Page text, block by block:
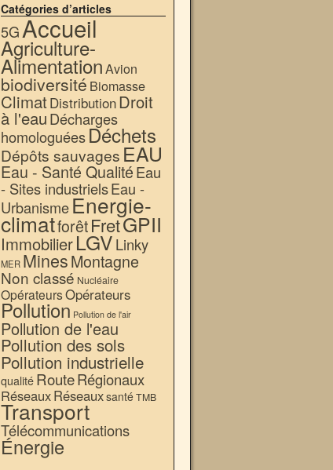
Catégories d’articles
5GAccueil
Agriculture-
AlimentationAvion
biodiversité Biomasse
ClimatDistributionDroit
à l'eauDécharges
homologuéesDéchets
Dépôts sauvages EAU
Eau - Santé QualitéEau
- Sites industrielsEau -
UrbanismeEnergie-
climatforêtFretGPII
ImmobilierLGVLinky
MER MinesMontagne
Non classé Nucléaire
OpérateursOpérateurs
Pollution Pollution de l'air
Pollution de l'eau
Pollution des sols
Pollution industrielle
qualité RouteRégionaux
RéseauxRéseauxsantéTMB
Transport
Télécommunications
Énergie